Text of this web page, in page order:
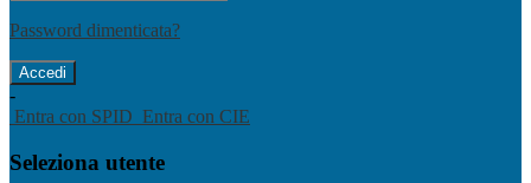
Password dimenticata?
-
Entra con SPID Entra con CIE
Seleziona utente